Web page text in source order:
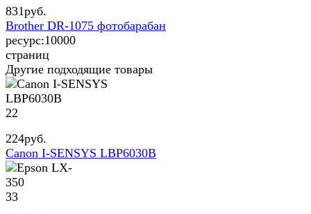
831руб.
Brother DR-1075 фотобарабан
ресурс:10000
страниц
Другие подходящие товары
22
224руб.
Canon I-SENSYS LBP6030B
33